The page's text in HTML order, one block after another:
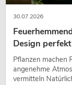
30.07.2026
Design
Pflanzen machen
angenehme
vermitteln